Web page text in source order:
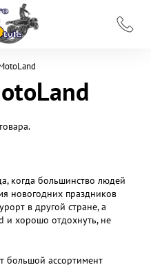
когда большинство людей
новогодних праздников
в другой стране, а
и хорошо отдохнуть, не
большой ассортимент